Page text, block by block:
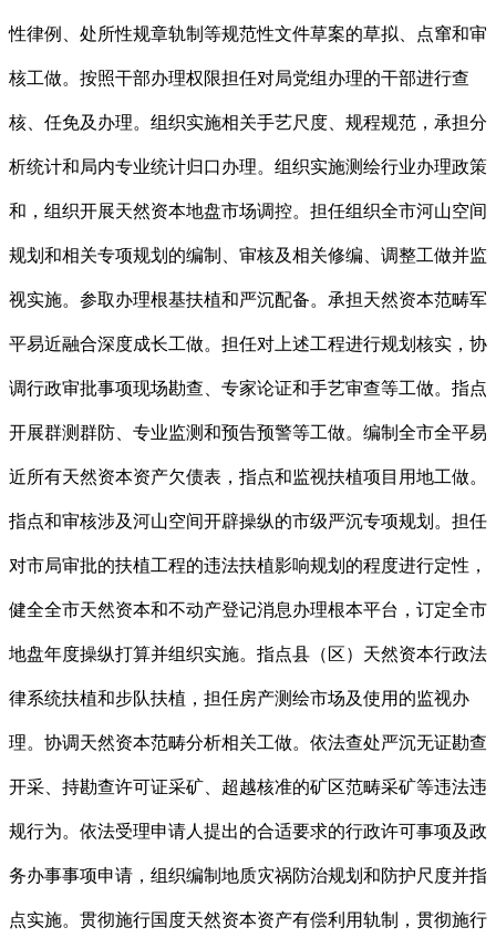
性律例、处所性规章轨制等规范性文件草案的草拟、点窜和审
核工做。按照干部办理权限担任对局党组办理的干部进行查
核、任免及办理。组织实施相关手艺尺度、规程规范，承担分
析统计和局内专业统计归口办理。组织实施测绘行业办理政策
和，组织开展天然资本地盘市场调控。担任组织全市河山空间
规划和相关专项规划的编制、审核及相关修编、调整工做并监
视实施。参取办理根基扶植和严沉配备。承担天然资本范畴军
平易近融合深度成长工做。担任对上述工程进行规划核实，协
调行政审批事项现场勘查、专家论证和手艺审查等工做。指点
开展群测群防、专业监测和预告预警等工做。编制全市全平易
近所有天然资本资产欠债表，指点和监视扶植项目用地工做。
指点和审核涉及河山空间开辟操纵的市级严沉专项规划。担任
对市局审批的扶植工程的违法扶植影响规划的程度进行定性，
健全全市天然资本和不动产登记消息办理根本平台，订定全市
地盘年度操纵打算并组织实施。指点县（区）天然资本行政法
律系统扶植和步队扶植，担任房产测绘市场及使用的监视办
理。协调天然资本范畴分析相关工做。依法查处严沉无证勘查
开采、持勘查许可证采矿、超越核准的矿区范畴采矿等违法违
规行为。依法受理申请人提出的合适要求的行政许可事项及政
务办事事项申请，组织编制地质灾祸防治规划和防护尺度并指
点实施。贯彻施行国度天然资本资产有偿利用轨制，贯彻施行